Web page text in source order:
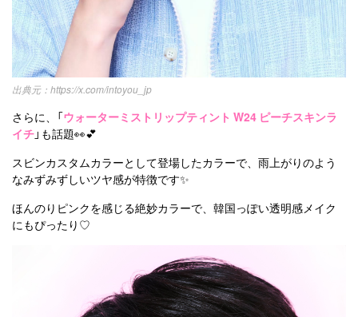
https://x.com/intoyou_jp
さらに、「ウォーターミストリップティント W24 ピーチスキンラ
イチ」も話題👀💕
スビンカスタムカラーとして登場したカラーで、雨上がりのよう
なみずみずしいツヤ感が特徴です✨
ほんのりピンクを感じる絶妙カラーで、韓国っぽい透明感メイク
にもぴったり♡